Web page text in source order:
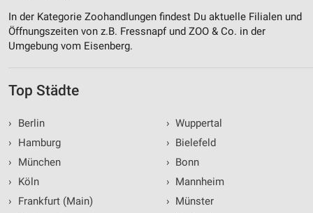
In der Kategorie Zoohandlungen findest Du aktuelle Filialen und
Öffnungszeiten von z.B. Fressnapf und ZOO & Co. in der
Umgebung vom Eisenberg.
Top Städte
›
Berlin
›
Hamburg
›
München
›
Köln
›
Frankfurt (Main)
› Wuppertal
› Bielefeld
› Bonn
› Mannheim
› Münster